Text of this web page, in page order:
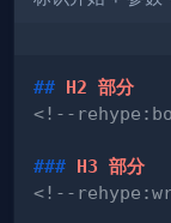
## H2 部分
<!--
### H3 部分
<!--